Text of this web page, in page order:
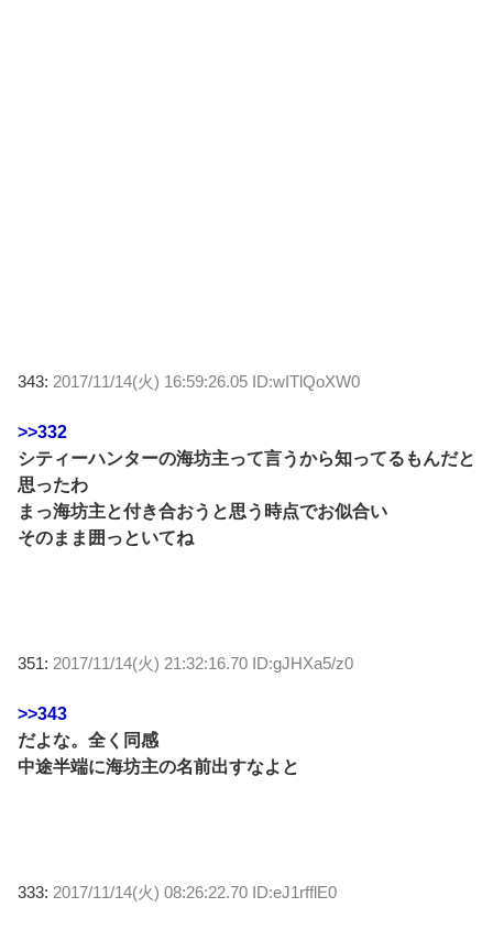
343: 2017/11/14(火) 16:59:26.05 ID:wITlQoXW0
>>332
シティーハンターの海坊主って言うから知ってるもんだと
思ったわ
まっ海坊主と付き合おうと思う時点でお似合い
そのまま囲っといてね
351: 2017/11/14(火) 21:32:16.70 ID:gJHXa5/z0
>>343
だよな。全く同感
中途半端に海坊主の名前出すなよと
333: 2017/11/14(火) 08:26:22.70 ID:eJ1rfflE0